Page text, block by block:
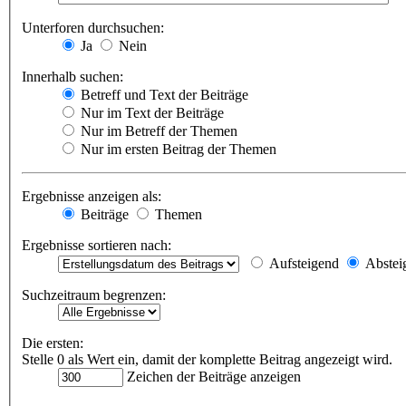
Unterforen durchsuchen:
Ja
Nein
Innerhalb suchen:
Betreff und Text der Beiträge
Nur im Text der Beiträge
Nur im Betreff der Themen
Nur im ersten Beitrag der Themen
Ergebnisse anzeigen als:
Beiträge
Themen
Ergebnisse sortieren nach:
Aufsteigend
Suchzeitraum begrenzen:
Die ersten:
Stelle 0 als Wert ein, damit der komplette Beitrag angezeigt wird.
Zeichen der Beiträge anzeigen